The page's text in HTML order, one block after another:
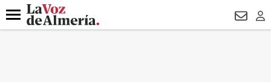
DESTACADO
Menú